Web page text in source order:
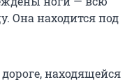
Она находится под
находящейся